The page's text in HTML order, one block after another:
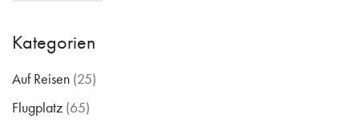
Kategorien
Auf Reisen (25)
Flugplatz (65)